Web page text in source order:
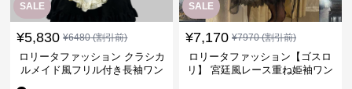
SALE
¥5,830 ¥6480(割引前)
ロリータファッション クラシカ
ルメイド風フリル付き長袖ワン
SALE
¥7,170 ¥7970(割引前)
ロリータファッション【ゴスロ
リ】 宮廷風レース重ね姫袖ワン